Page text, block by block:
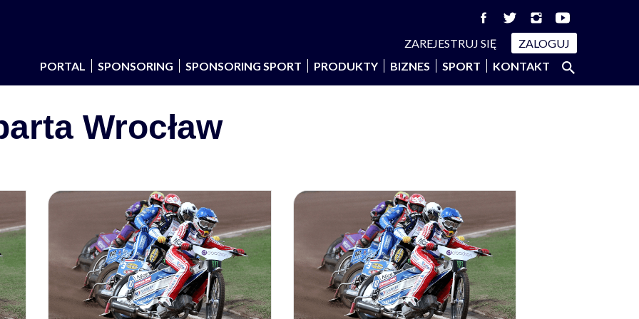
ZAREJESTRUJ SIĘ
ZALOGUJ
PORTAL
SPONSORING SPONSORING SPORT PRODUKTY BIZNES SPORT KONTAKT Szukaj:
SZUKAJ
Wrocław